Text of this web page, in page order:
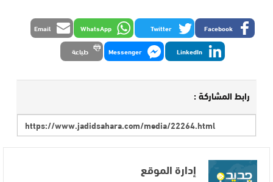
Facebook
Twitter
WhatsApp
Email
LinkedIn
Messenger طباعة
رابط المشاركة :
إدارة الموقع